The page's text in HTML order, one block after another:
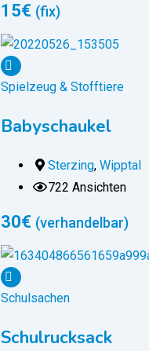
15€ (fix)
Spielzeug & Stofftiere
Babyschaukel
Sterzing, Wipptal
722 Ansichten
30€ (verhandelbar)
Schulsachen
Schulrucksack